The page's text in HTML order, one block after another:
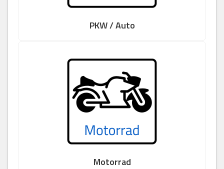
PKW / Auto
Motorrad